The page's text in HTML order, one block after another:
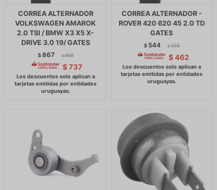
CORREA ALTERNADOR
VOLKSWAGEN AMAROK
2.0 TSI / BMW X3 X5 X-
DRIVE 3.0 19/ GATES
$867 $ 888
$ 737
CORREA ALTERNADOR -
ROVER 420 620 45 2.0 TD
GATES
$ 544 $ 558
$ 462